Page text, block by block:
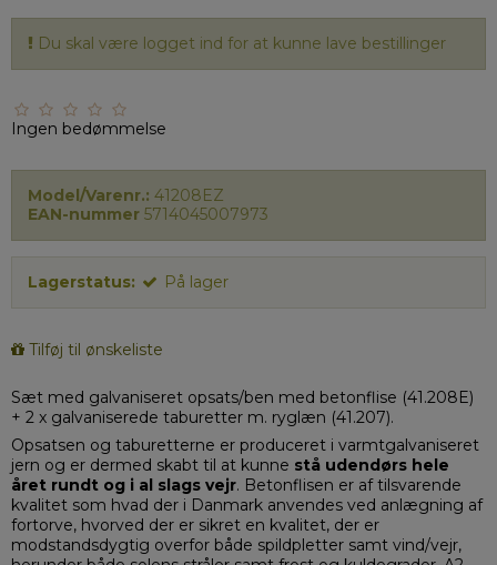
Du skal være logget ind for at kunne lave bestillinger
Ingen bedømmelse
Model/Varenr.: 41208EZ
EAN-nummer 5714045007973
Lagerstatus: På lager
Tilføj til ønskeliste
Sæt med galvaniseret opsats/ben med betonflise (41.208E)
+ 2 x galvaniserede taburetter m. ryglæn (41.207).
Opsatsen og taburetterne er produceret i varmtgalvaniseret
jern og er dermed skabt til at kunne stå udendørs hele
året rundt og i al slags vejr. Betonflisen er af tilsvarende
kvalitet som hvad der i Danmark anvendes ved anlægning af
fortorve, hvorved der er sikret en kvalitet, der er
modstandsdygtig overfor både spildpletter samt vind/vejr,